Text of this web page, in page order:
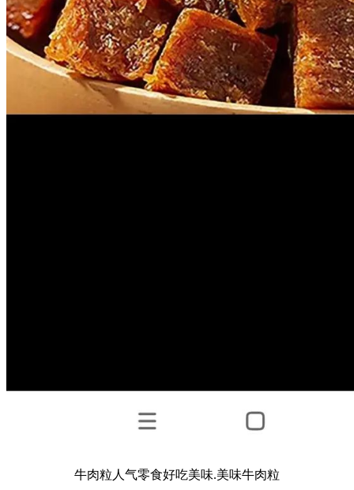
牛肉粒人气零食好吃美味.美味牛肉粒